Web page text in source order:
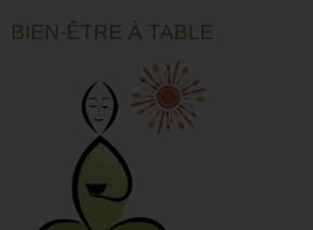
BIEN-ÊTRE À TABLE